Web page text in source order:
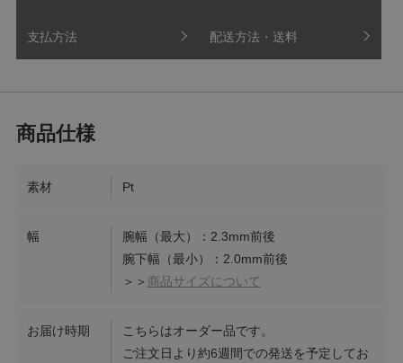
支払方法 配送方法・送料
素材 Pt
幅
腕幅（最大）：2.3mm前後
腕下幅（最小）：2.0mm前後
＞＞ 商品サイズについて
お届け時期
こちらはオーダー品です。
ご注文日より約6週間での発送を予定してお